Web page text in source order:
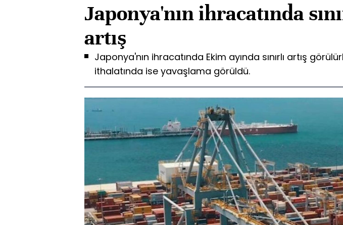
Japonya'nın ihracatında
artış
Japonya'nın ihracatında Ekim ayında sınırlı artış
ithalatında ise yavaşlama görüldü.